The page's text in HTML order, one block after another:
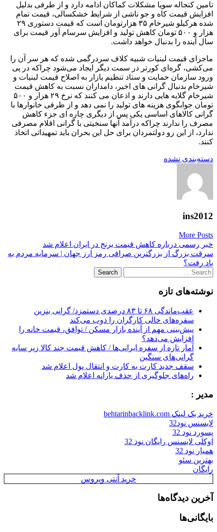
تامین کنجاله سویا مشکلات کماکان ادامه دارد و از طرفی بدلیل
افزایش قیمت کاه و جو ناشی از شرایط خشکسالی، قیمت تمام
شده هرکیلو شیرخام ۳۵ هزارتومان است که قیمت دستوری ۲۹
هزار و ۵۰۰ تومان کاهش تولید و افزایش سرسام آور قیمت برای
سال آینده را بدنبال خواهد داشت.
ماجرای قیمت لبنیات شبیه کلاف سردرگمی شده که هر سر آن را
می‌کشی، گره‌ای کورتر در سمت دیگر ایجاد می‌شود چراکه در پی
ورود سازمان حمایت و ستاد تنظیم بازار به اصلاح قیمت لبنیات و
شیرخام بدنبال گرانی های اخیر، دامداران نسبت به کاهش قیمت
شیرخام گلایه هایی دارند و اذعان می کنند که نرخ ۲۹ هزار و ۵۰۰
تومان جوابگوی هزینه های تولید را نمی دهد و از طرفی خانوارها با
گرانی کالاهای اساسی یکی پس از دیگری چاره ای جزء کاهش
مصرف را ندارند چراکه درآمد آنها سنخیتی با گرانی اقلام مصرفی
ندارد، از این رو دولتمردان برای حل این بحران باید تمهیداتی اتخاذ
کنند.
دسته‌بندی نشده
ins2012
More Posts
Post
navigation
خبر رسمی درباره کاهش قیمت برنج در ایران اعلام شد
سرقت بزرگ از بزرگترین صرافی رمز ارز جهان | سرمایه مردم به
باد رفت؟
Search
for:
نوشته‌های تازه
عقب‌ماندگی ۶۸ تا ۸۳ درصدی دستمزد/ گرانی بنزین
سفره‌های خالی کارگران را ذوب می‌کند
پیش‌بینی مهم از آینده بازار مسکن / توافق، قیمت خانه را
افزایش می‌دهد؟
آمار تازه از سفره ایرانی‌ها / کاهش قیمت چند کالا زیر سایه
گرانی‌های سنگین
سقف جدید کارت به کارت و انتقال پول اعلام شد
راه‌های جلوگیری از حذف یارانه اعلام شد
مدیر :
خرید بک لینک behtarinbacklink.com
لایسنس نود32
پسورد نود 32
اوکلی لایسنس رایگان نود 32
همیار نود 32
بهترین سئو
رایگان
خرید آنتی ویروس
آخرین دیدگاه‌ها
بایگانی‌ها